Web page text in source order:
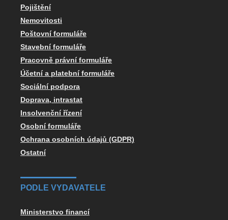
Pojištění
Nemovitosti
Poštovní formuláře
Stavební formuláře
Pracovně právní formuláře
Účetní a platební formuláře
Sociální podpora
Doprava, intrastat
Insolvenční řízení
Osobní formuláře
Ochrana osobních údajů (GDPR)
Ostatní
PODLE VYDAVATELE
Ministerstvo financí